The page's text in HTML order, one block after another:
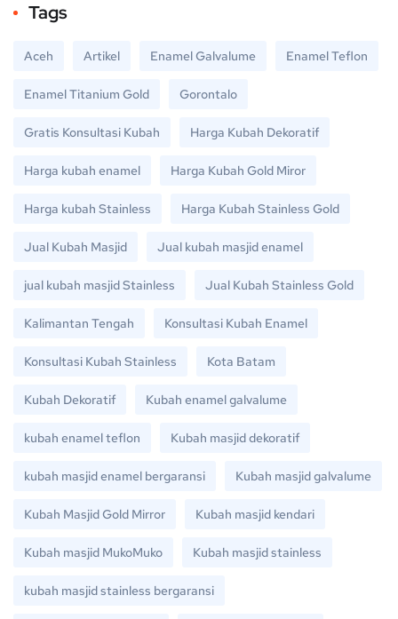
Tags
Aceh Artikel Enamel Galvalume Enamel Teflon
Enamel Titanium Gold Gorontalo
Gratis Konsultasi Kubah Harga Kubah Dekoratif
Harga kubah enamel Harga Kubah Gold Miror
Harga kubah Stainless Harga Kubah Stainless Gold
Jual Kubah Masjid Jual kubah masjid enamel
jual kubah masjid Stainless Jual Kubah Stainless Gold
Kalimantan Tengah Konsultasi Kubah Enamel
Konsultasi Kubah Stainless Kota Batam
Kubah Dekoratif Kubah enamel galvalume
kubah enamel teflon Kubah masjid dekoratif
kubah masjid enamel bergaransi Kubah masjid galvalume
Kubah Masjid Gold Mirror Kubah masjid kendari
Kubah masjid MukoMuko Kubah masjid stainless
kubah masjid stainless bergaransi